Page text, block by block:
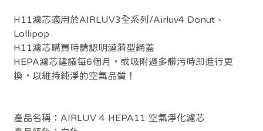
H11濾芯適用於AIRLUV3全系列/Airluv4 Donut、
Lollipop
H11濾芯購買時請認明漣漪型網蓋
HEPA濾芯建議每6個月，或吸附過多髒污時即進行更
換，以維持純淨的空氣品質！
產品名稱：AIRLUV 4 HEPA11 空氣淨化濾芯